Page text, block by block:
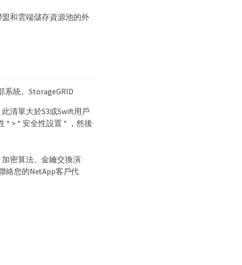
和雲端儲存資源池的外
系統。StorageGRID
清單大於S3或Swift用戶
* > * 安全性設置 * ，然後
加密算法、金鑰交換演
絡您的NetApp客戶代